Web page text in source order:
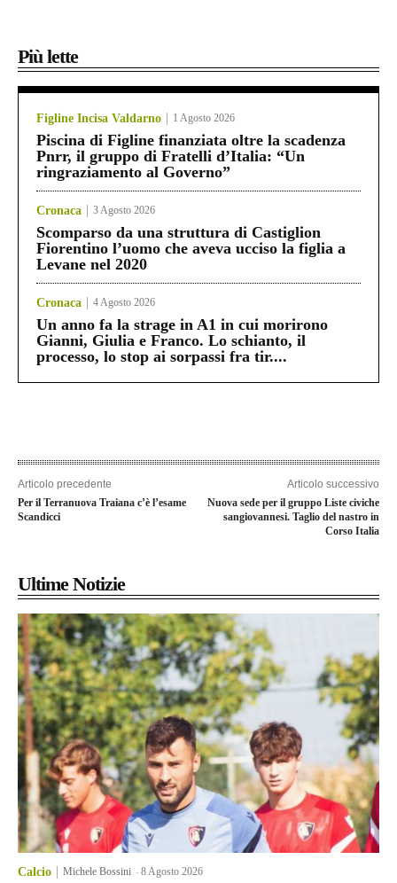
Più lette
Figline Incisa Valdarno 1 Agosto 2026
Piscina di Figline finanziata oltre la scadenza
Pnrr, il gruppo di Fratelli d’Italia: “Un
ringraziamento al Governo”
Cronaca 3 Agosto 2026
Scomparso da una struttura di Castiglion
Fiorentino l’uomo che aveva ucciso la figlia a
Levane nel 2020
Cronaca 4 Agosto 2026
Un anno fa la strage in A1 in cui morirono
Gianni, Giulia e Franco. Lo schianto, il
processo, lo stop ai sorpassi fra tir....
Articolo precedente
Per il Terranuova Traiana c’è l’esame
Scandicci
Articolo successivo
Nuova sede per il gruppo Liste civiche
sangiovannesi. Taglio del nastro in
Corso Italia
Ultime Notizie
Calcio Michele Bossini -8 Agosto 2026